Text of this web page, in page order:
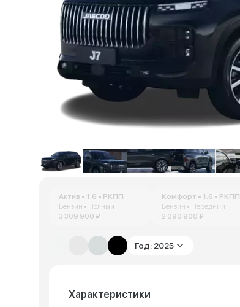
Актив • 1.6 • РКПП
Бензин • Полный
3 309 900 ₽
Комфорт • 1.6 • РКПП
Бензин • Передний
2 090 900 ₽
Год: 2025
Характеристики